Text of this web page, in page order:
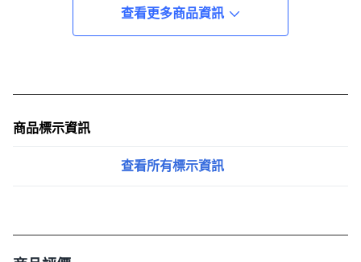
查看更多商品資訊
商品標示資訊
查看所有標示資訊